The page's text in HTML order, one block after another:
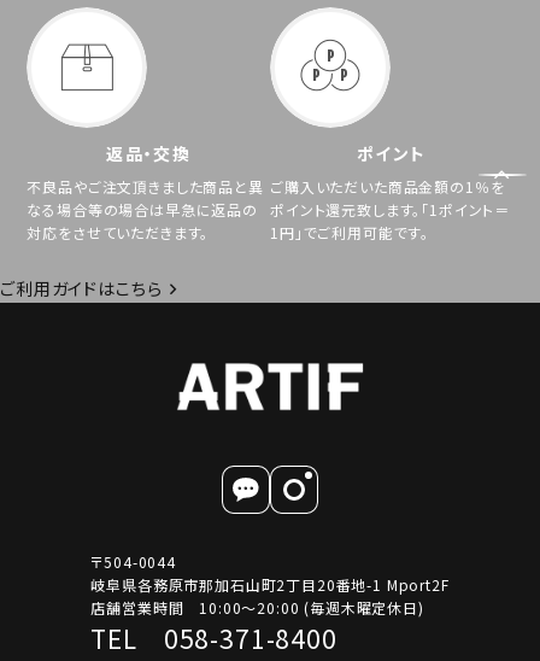
返品・交換
不良品やご注文頂きました商品と異
なる場合等の場合は早急に返品の
対応をさせていただきます。
ポイント
ご購入いただいた商品金額の1％を
ポイント還元致します。「1ポイント＝
1円」でご利用可能です。
ご利用ガイドはこちら
〒504-0044
岐阜県各務原市那加石山町2丁目20番地-1 Mport2F
店舗営業時間 10:00～20:00 (毎週木曜定休日)
TEL 058-371-8400